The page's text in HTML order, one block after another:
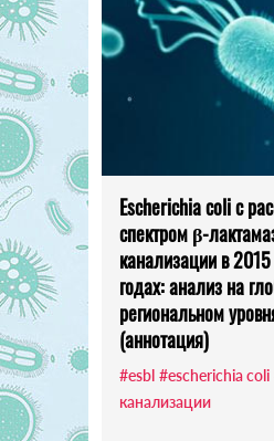
Escherichia coli с
спектром β-
канализации в
годах: анализ на
региональном
(аннотация)
#esbl #escherichia coli
канализации